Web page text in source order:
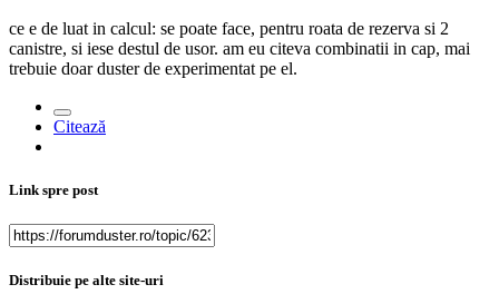
ce e de luat in calcul: se poate face, pentru roata de rezerva si 2
canistre, si iese destul de usor. am eu citeva combinatii in cap, mai
trebuie doar duster de experimentat pe el.
Citează
Link spre post
Distribuie pe alte site-uri